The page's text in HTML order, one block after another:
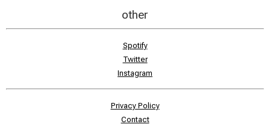
other
Spotify
Twitter
Instagram
Privacy Policy
Contact